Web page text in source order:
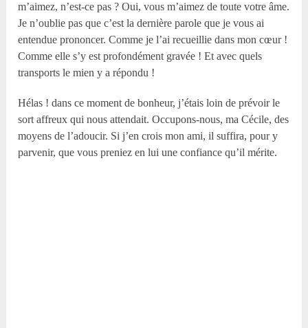
m’aimez, n’est-ce pas ? Oui, vous m’aimez de toute votre âme.
Je n’oublie pas que c’est la dernière parole que je vous ai
entendue prononcer. Comme je l’ai recueillie dans mon cœur !
Comme elle s’y est profondément gravée ! Et avec quels
transports le mien y a répondu !
Hélas ! dans ce moment de bonheur, j’étais loin de prévoir le
sort affreux qui nous attendait. Occupons-nous, ma Cécile, des
moyens de l’adoucir. Si j’en crois mon ami, il suffira, pour y
parvenir, que vous preniez en lui une confiance qu’il mérite.